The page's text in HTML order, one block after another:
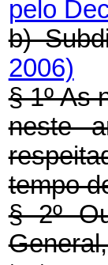
pelo
b)
2006)
§ 1º As
neste
tempo
§ 2º